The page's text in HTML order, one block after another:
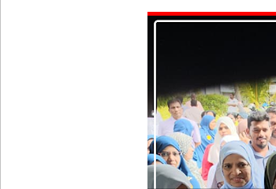
நெடுந்தீவு கடற்பரப்பில் சிக்கிய 11